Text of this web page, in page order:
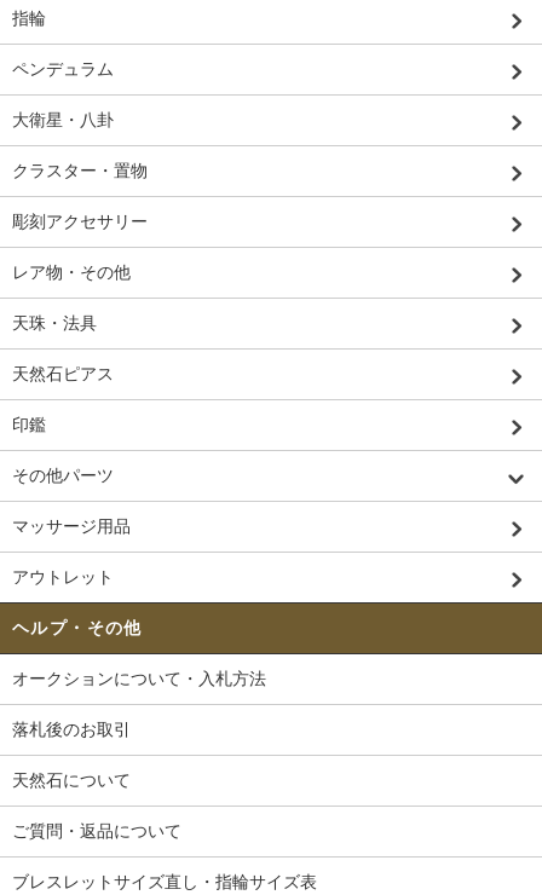
指輪
ペンデュラム
大衛星・八卦
クラスター・置物
彫刻アクセサリー
レア物・その他
天珠・法具
天然石ピアス
印鑑
その他パーツ
マッサージ用品
アウトレット
ヘルプ・その他
オークションについて・入札方法
落札後のお取引
天然石について
ご質問・返品について
ブレスレットサイズ直し・指輪サイズ表